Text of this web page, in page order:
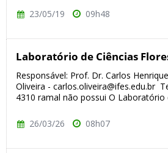
23/05/19 09h48
Laboratório de Ciências
Responsável: Prof. Dr. Carlos
Oliveira - carlos.oliveira@ifes.edu.br
4310 ramal não possui O Laboratório
26/03/26 08h07